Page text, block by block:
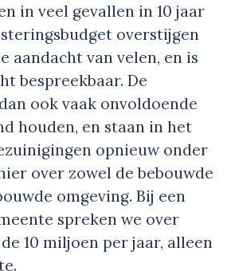
in veel gevallen in 10 jaar
overstijgen
aandacht van velen, en is
bespreekbaar. De
ook vaak onvoldoende
houden, en staan in het
opnieuw onder
over zowel de bebouwde
omgeving. Bij een
spreken we over
10 miljoen per jaar, alleen